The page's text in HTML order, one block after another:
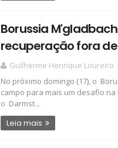
Borussia
recuperação fora
Guilherme Henrique Loureiro
No próximo domingo (17), o
campo para mais um desafio
o Darmst...
Leia mais